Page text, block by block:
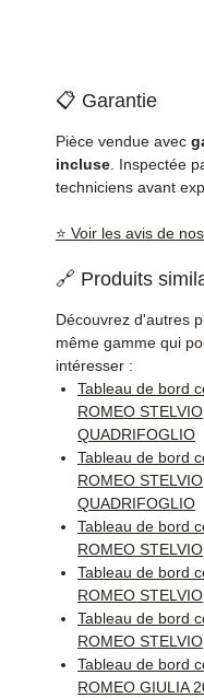
📋 Garantie
Pièce vendue avec
incluse . Inspectée
techniciens avant
⭐ Voir les avis de
🔗 Produits
Découvrez d'autres
même gamme qui
intéresser :
Tableau de bord
ROMEO STELVIO
QUADRIFOGLIO
Tableau de bord
ROMEO STELVIO
QUADRIFOGLIO
Tableau de bord
ROMEO STELVIO
Tableau de bord
ROMEO STELVIO
Tableau de bord
ROMEO STELVIO
Tableau de bord
ROMEO GIULIA